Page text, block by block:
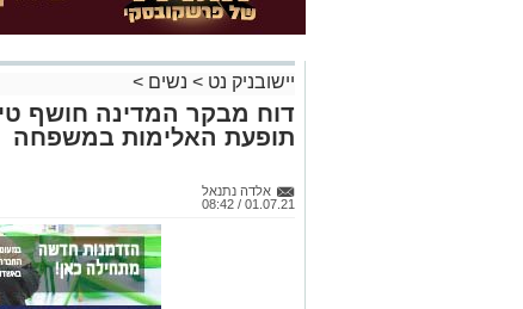
יישובניק נט > נשים >
דוח מבקר המדינה חושף
תופעת האלימות במשפחה
אלדה נתנאל
01.07.21 / 08:42